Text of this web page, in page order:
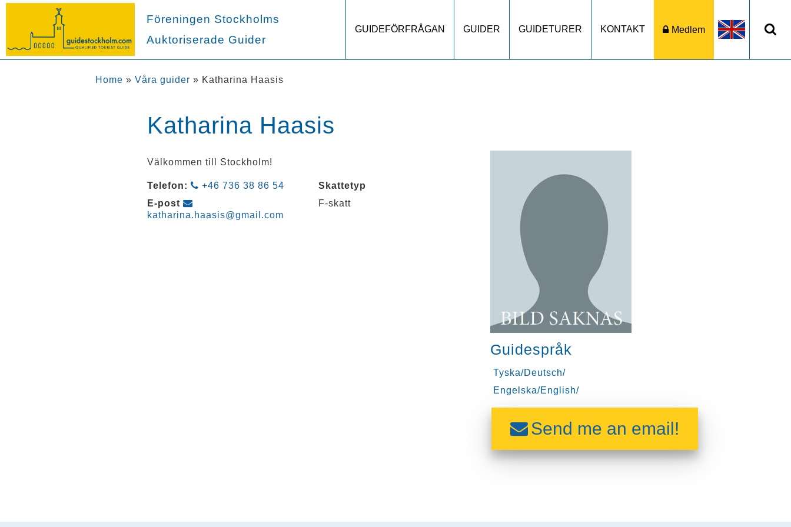
Föreningen Stockholms
Auktoriserade Guider
GUIDEFÖRFRÅGAN GUIDER GUIDETURER KONTAKT Medlem
Home » Våra guider » Katharina Haasis
Katharina Haasis
Guidespråk
Tyska/Deutsch/
Engelska/English/
Send me an email!
Välkommen till Stockholm!
Telefon:
+46 736 38 86 54
E-post
katharina.haasis@gmail.com
Skattetyp
F-skatt